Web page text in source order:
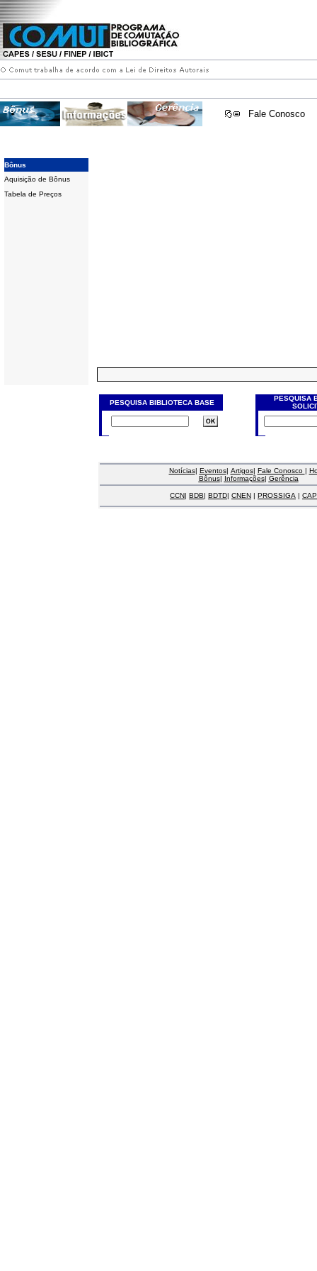
Fale Conosco
Bônus
Aquisição de Bônus
Tabela de Preços
PESQUISA BIBLIOTECA BASE
PESQUISA
Notícias| Eventos| Artigos| Fale Conosco |
Bônus| Informações| Gerência
CCN| BDB| BDTD| CNEN | PROSSIGA |